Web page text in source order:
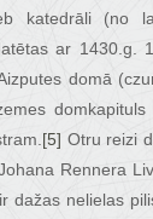
katedrāli (no
ar 1430.g.
domā
[5] Otru reizi
Rennera
dažas nelielas